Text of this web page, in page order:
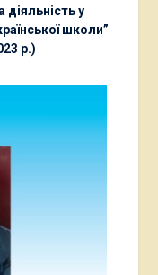
діяльність у
школи”
р.)